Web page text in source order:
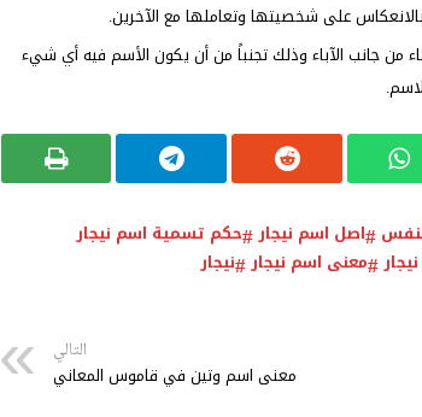
على شخصيتها وتعاملها مع الآخرين.
من جانب الآباء وذلك تجنباً من أن يكون الأسم فيه أي شيء
اصل اسم نيجار حكم تسمية اسم نيجار
معنى اسم نيجار نيجار
التالي
معنى اسم وتين في قاموس المعاني